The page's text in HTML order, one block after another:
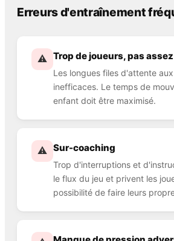
Erreurs d'entraînement
⚠️ Trop de joueurs, pas
Les longues files d'attente
inefficaces. Le temps de
enfant doit être maximisé.
⚠️ Sur-coaching
Trop d'interruptions et
le flux du jeu et privent les
possibilité de faire leurs